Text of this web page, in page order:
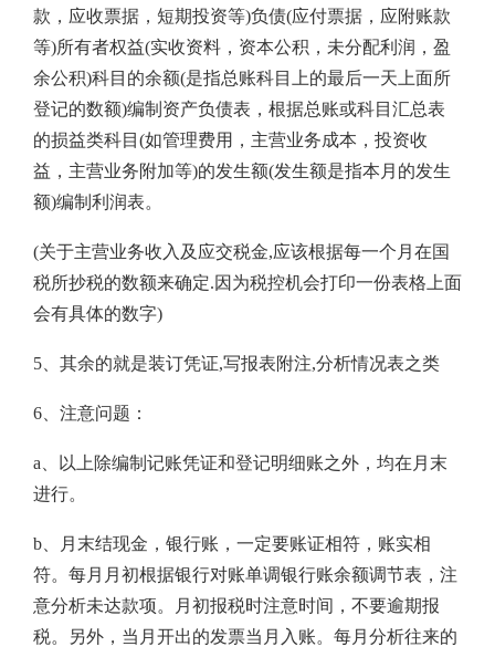
款，应收票据，短期投资等)负债(应付票据，应附账款
等)所有者权益(实收资料，资本公积，未分配利润，盈
余公积)科目的余额(是指总账科目上的最后一天上面所
登记的数额)编制资产负债表，根据总账或科目汇总表
的损益类科目(如管理费用，主营业务成本，投资收
益，主营业务附加等)的发生额(发生额是指本月的发生
额)编制利润表。
(关于主营业务收入及应交税金,应该根据每一个月在国
税所抄税的数额来确定.因为税控机会打印一份表格上面
会有具体的数字)
5、其余的就是装订凭证,写报表附注,分析情况表之类
6、注意问题：
a、以上除编制记账凭证和登记明细账之外，均在月末
进行。
b、月末结现金，银行账，一定要账证相符，账实相
符。每月月初根据银行对账单调银行账余额调节表，注
意分析未达款项。月初报税时注意时间，不要逾期报
税。另外，当月开出的发票当月入账。每月分析往来的